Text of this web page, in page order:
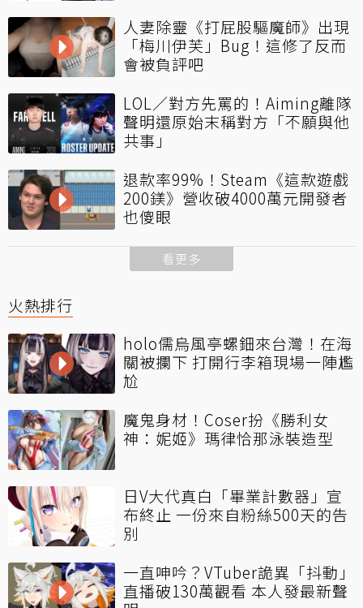
人妻除靈《打屁股驅魔師》出現
「梅川伊芙」Bug！這修了反而
會被負評吧
LOL／對方先罵的！Aiming離隊
聲明還原始末稱對方「不願與他
共事」
退款率99%！Steam《這款遊戲
200鎂》營收破4000萬元開發者
也傻眼
看更多
火熱排行
holo儒烏風亭螺鈿來台灣！在海
關被攔下 打開行李箱現場一陣尷
尬
魔鬼身材！Coser扮《勝利女
神：妮姬》瑪律恰那泳裝造型
日V大代真白「畢業計數器」宣
布終止 一份來自粉絲500天的告
別
一直呻吟？VTuber詭異「抖動」
直播破130萬觀看 本人發最新聲